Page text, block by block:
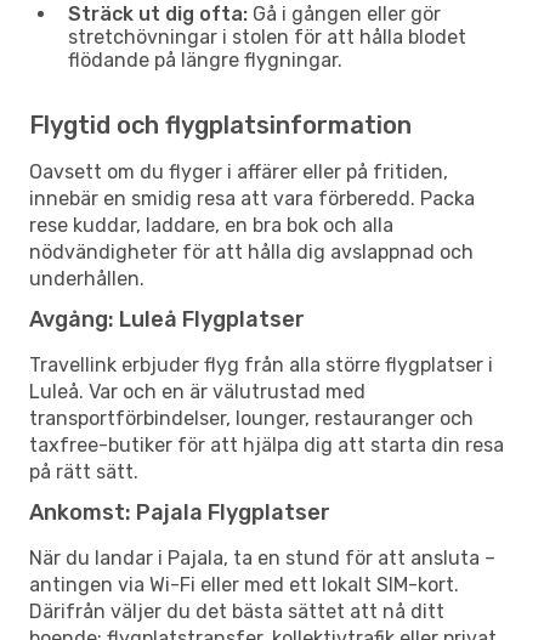
Sträck ut dig ofta: Gå i gången eller gör
stretchövningar i stolen för att hålla blodet
flödande på längre flygningar.
Flygtid och flygplatsinformation
Oavsett om du flyger i affärer eller på fritiden,
innebär en smidig resa att vara förberedd. Packa
rese kuddar, laddare, en bra bok och alla
nödvändigheter för att hålla dig avslappnad och
underhållen.
Avgång: Luleå Flygplatser
Travellink erbjuder flyg från alla större flygplatser i
Luleå. Var och en är välutrustad med
transportförbindelser, lounger, restauranger och
taxfree-butiker för att hjälpa dig att starta din resa
på rätt sätt.
Ankomst: Pajala Flygplatser
När du landar i Pajala, ta en stund för att ansluta –
antingen via Wi-Fi eller med ett lokalt SIM-kort.
Därifrån väljer du det bästa sättet att nå ditt